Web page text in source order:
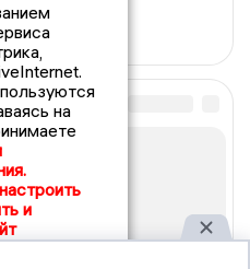
на
настроить
и